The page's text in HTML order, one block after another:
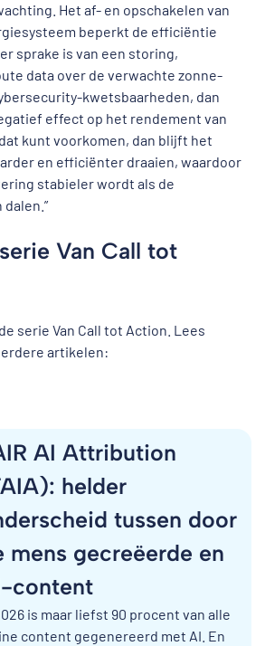
Het af- en opschakelen van
beperkt de efficiëntie
sprake is van een storing,
data over de verwachte zonne-
kwetsbaarheden, dan
effect op het rendement van
kunt voorkomen, dan blijft het
en efficiënter draaien, waardoor
stabieler wordt als de
Van Call tot
serie Van Call tot Action. Lees
artikelen:
AI Attribution
helder
tussen door
mens gecreëerde en
content
is maar liefst 90 procent van alle
content gegenereerd met AI. En